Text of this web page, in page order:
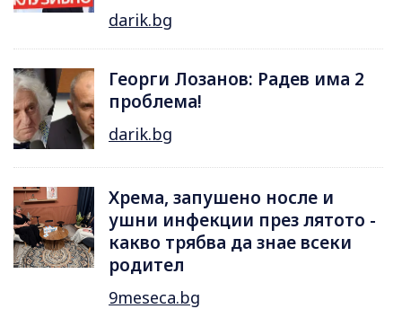
darik.bg
Георги Лозанов: Радев има 2
проблема!
darik.bg
Хрема, запушено носле и
ушни инфекции през лятотo -
какво трябва да знае всеки
родител
9meseca.bg